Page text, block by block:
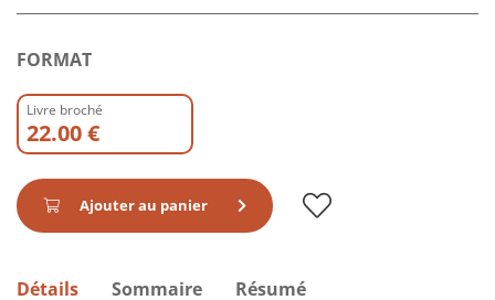
FORMAT
Livre broché
22.00 €
Ajouter au panier
Détails Sommaire Résumé